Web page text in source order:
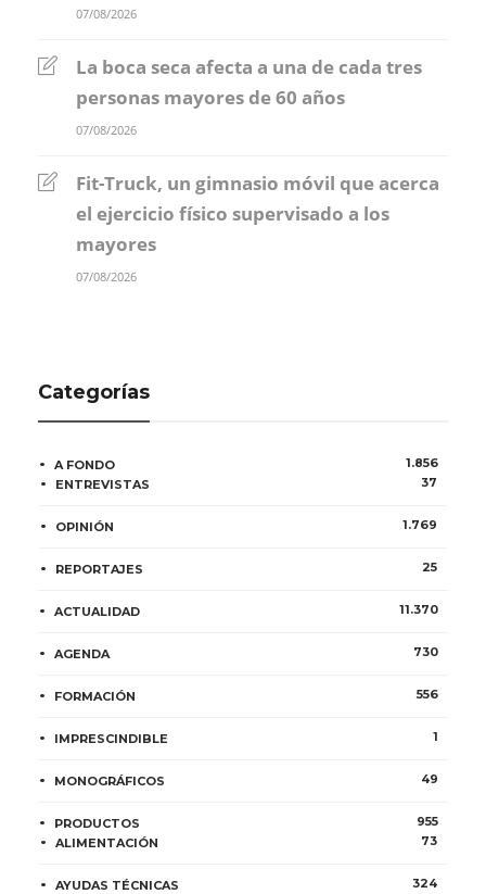
07/08/2026
La boca seca afecta a una de cada tres
personas mayores de 60 años
07/08/2026
Fit-Truck, un gimnasio móvil que acerca
el ejercicio físico supervisado a los
mayores
07/08/2026
Categorías
A FONDO
1.856
ENTREVISTAS
37
OPINIÓN 1.769
REPORTAJES 25
ACTUALIDAD 11.370
AGENDA 730
FORMACIÓN 556
IMPRESCINDIBLE 1
MONOGRÁFICOS 49
PRODUCTOS
955
ALIMENTACIÓN
73
AYUDAS TÉCNICAS 324